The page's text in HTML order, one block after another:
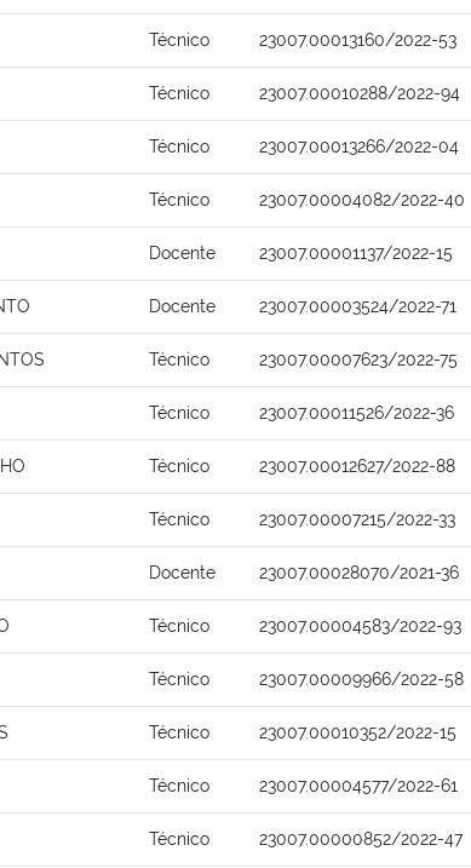
Técnico 23007.00013160/2022-53
Técnico 23007.00010288/2022-94
Técnico 23007.00013266/2022-04
Técnico 23007.00004082/2022-40
Docente 23007.00001137/2022-15
Docente 23007.00003524/2022-71
Técnico 23007.00007623/2022-75
Técnico 23007.00011526/2022-36
Técnico 23007.00012627/2022-88
Técnico 23007.00007215/2022-33
Docente 23007.00028070/2021-36
Técnico 23007.00004583/2022-93
Técnico 23007.00009966/2022-58
Técnico 23007.00010352/2022-15
Técnico 23007.00004577/2022-61
Técnico 23007.00000852/2022-47